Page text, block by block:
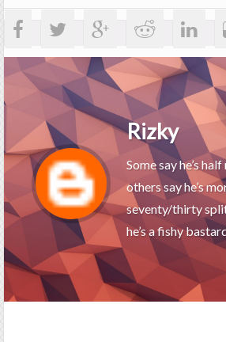
Rizky
Some say he’s
others say he’s
seventy/thirty
he’s a fishy